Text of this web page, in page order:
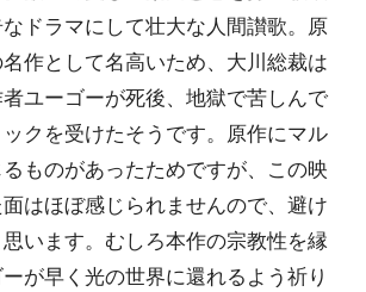
ドラマにして壮大な人間讃歌。原
作として名高いため、大川総裁は
ユーゴーが死後、地獄で苦しんで
クを受けたそうです。原作にマル
ものがあったためですが、この映
はほぼ感じられませんので、避け
います。むしろ本作の宗教性を縁
が早く光の世界に還れるよう祈り